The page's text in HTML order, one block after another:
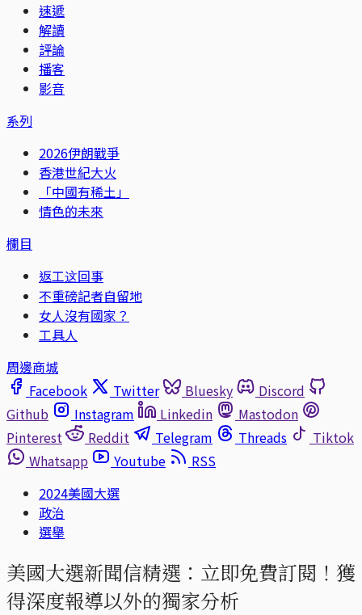
速遞
解讀
評論
播客
影音
系列
2026伊朗戰爭
香港世紀大火
「中國有稀土」
情色的未來
欄目
返工这回事
不重磅記者自留地
女人沒有國家？
工具人
周邊商城
Facebook
Twitter Bluesky
Discord
Github
Instagram Linkedin
Mastodon
Pinterest
Reddit Telegram Threads
Tiktok
Whatsapp
Youtube
RSS
2024美國大選
政治
選舉
美國大選新聞信精選：立即免費訂閱！獲
得深度報導以外的獨家分析